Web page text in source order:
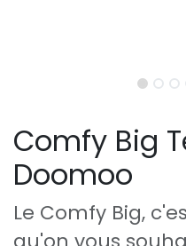
Comfy Big
Doomoo
Le Comfy Big,